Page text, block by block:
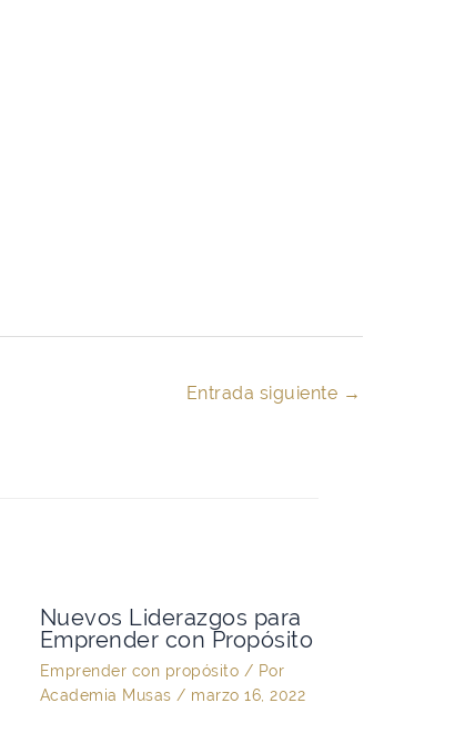
Entrada siguiente →
Nuevos Liderazgos para
Emprender con Propósito
Emprender con propósito / Por
Academia Musas / marzo 16, 2022